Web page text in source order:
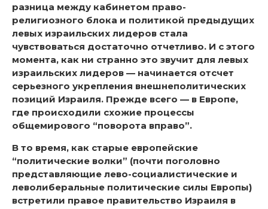
разница между кабинетом право-
религиозного блока и политикой предыдущих
левых израильских лидеров стала
чувствоваться достаточно отчетливо. И с этого
момента, как ни странно это звучит для левых
израильских лидеров — начинается отсчет
серьезного укрепления внешнеполитических
позиций Израиля. Прежде всего — в Европе,
где происходили схожие процессы
общемирового “поворота вправо”.
В то время, как старые европейские
“политические волки” (почти поголовно
представляющие лево-социалистические и
леволиберальные политические силы Европы)
встретили правое правительство Израиля в